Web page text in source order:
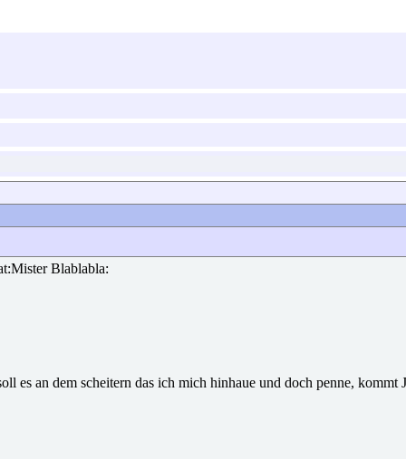
Blablabla:
es an dem scheitern das ich mich hinhaue und doch penne, kommt